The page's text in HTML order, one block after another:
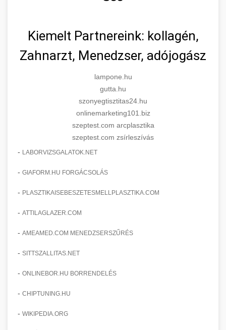
Kiemelt Partnereink: kollagén,
Zahnarzt, Menedzser, adójogász
lampone.hu
gutta.hu
szonyegtisztitas24.hu
onlinemarketing101.biz
szeptest.com arcplasztika
szeptest.com zsírleszívás
- LABORVIZSGALATOK.NET
- GIAFORM.HU FORGÁCSOLÁS
- PLASZTIKAISEBESZETESMELLPLASZTIKA.COM
- ATTILAGLAZER.COM
- AMEAMED.COM MENEDZSERSZŰRÉS
- SITTSZALLITAS.NET
- ONLINEBOR.HU BORRENDELÉS
- CHIPTUNING.HU
- WIKIPEDIA.ORG